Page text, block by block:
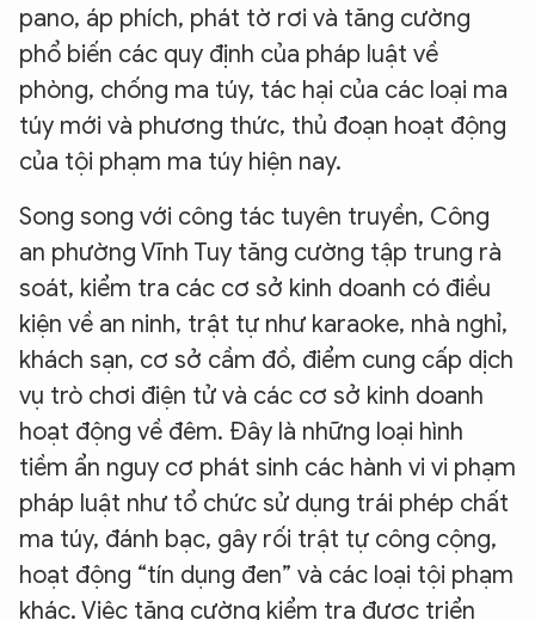
pano, áp phích, phát tờ rơi và tăng cường
phổ biến các quy định của pháp luật về
phòng, chống ma túy, tác hại của các loại ma
túy mới và phương thức, thủ đoạn hoạt động
của tội phạm ma túy hiện nay.
Song song với công tác tuyên truyền, Công
an phường Vĩnh Tuy tăng cường tập trung rà
soát, kiểm tra các cơ sở kinh doanh có điều
kiện về an ninh, trật tự như karaoke, nhà nghỉ,
khách sạn, cơ sở cầm đồ, điểm cung cấp dịch
vụ trò chơi điện tử và các cơ sở kinh doanh
hoạt động về đêm. Đây là những loại hình
tiềm ẩn nguy cơ phát sinh các hành vi vi phạm
pháp luật như tổ chức sử dụng trái phép chất
ma túy, đánh bạc, gây rối trật tự công cộng,
hoạt động “tín dụng đen” và các loại tội phạm
khác. Việc tăng cường kiểm tra được triển